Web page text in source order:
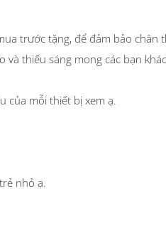
trước tặng, để đảm bảo chân
thiếu sáng mong các bạn
mỗi thiết bị xem ạ.
nhỏ ạ.